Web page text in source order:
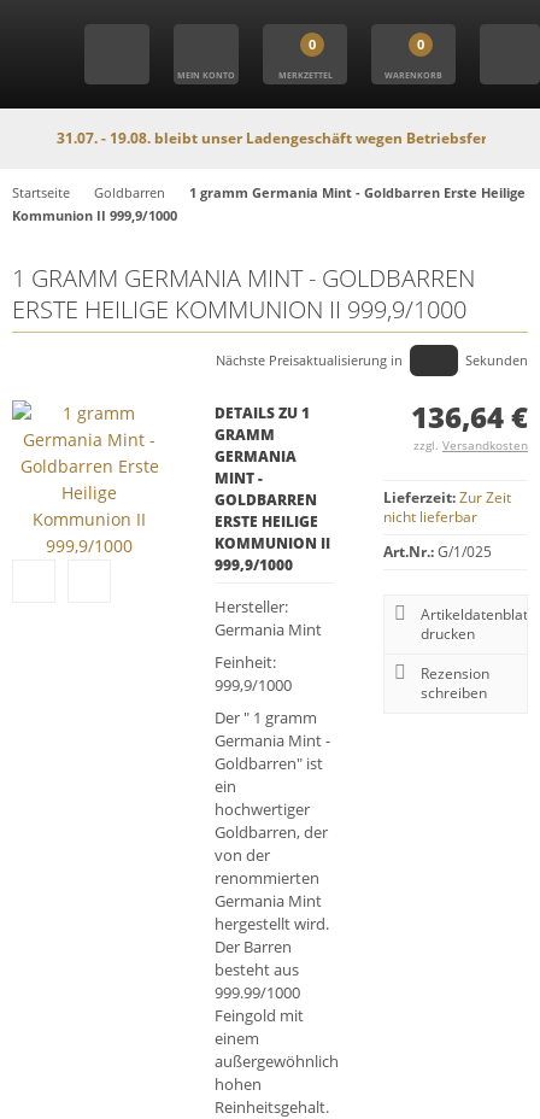
MEIN KONTO
0
MERKZETTEL
0
WARENKORB
31.07. - 19.08. bleibt unser Ladengeschäft wegen Betriebsferien
Startseite Goldbarren
1 gramm Germania Mint - Goldbarren Erste Heilige
Kommunion II 999,9/1000
1 GRAMM GERMANIA MINT - GOLDBARREN
ERSTE HEILIGE KOMMUNION II 999,9/1000
Nächste Preisaktualisierung in Sekunden
DETAILS ZU 1
GRAMM
GERMANIA
MINT -
GOLDBARREN
ERSTE HEILIGE
KOMMUNION II
999,9/1000
Hersteller:
Germania Mint
Feinheit:
999,9/1000
Der " 1 gramm
Germania Mint -
Goldbarren" ist
ein
hochwertiger
Goldbarren, der
von der
renommierten
Germania Mint
hergestellt wird.
Der Barren
besteht aus
999.99/1000
Feingold mit
einem
außergewöhnlich
hohen
Reinheitsgehalt.
136,64 €
zzgl. Versandkosten
Lieferzeit:Zur Zeit
nicht lieferbar
Art.Nr.:G/1/025
Artikeldatenblatt
drucken
Rezension
schreiben